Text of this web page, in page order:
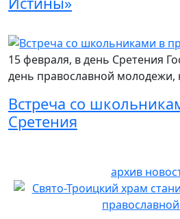
15 февраля, в день Сретения
день православной
Встреча со
Сретения
архив